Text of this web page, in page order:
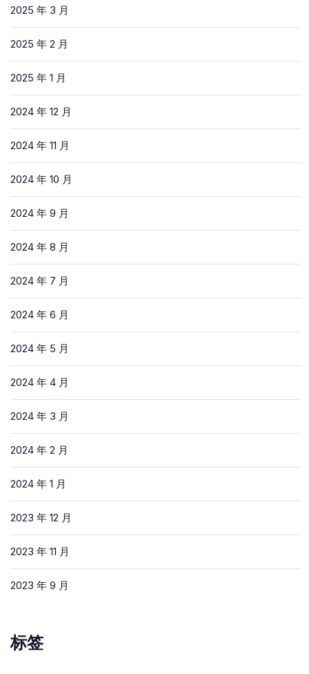
2025 年 3 月
2025 年 2 月
2025 年 1 月
2024 年 12 月
2024 年 11 月
2024 年 10 月
2024 年 9 月
2024 年 8 月
2024 年 7 月
2024 年 6 月
2024 年 5 月
2024 年 4 月
2024 年 3 月
2024 年 2 月
2024 年 1 月
2023 年 12 月
2023 年 11 月
2023 年 9 月
标签